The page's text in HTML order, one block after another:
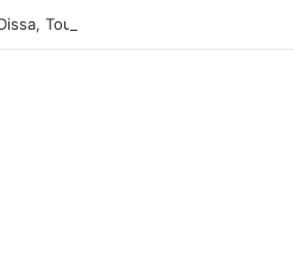
Touahria et Ghezali en finale